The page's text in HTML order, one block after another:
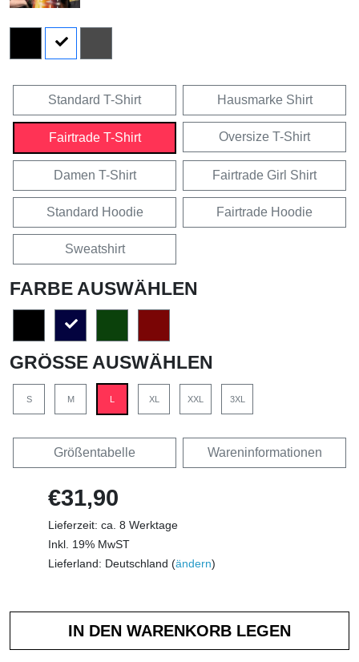
Standard T-Shirt Hausmarke Shirt
Fairtrade T-Shirt Oversize T-Shirt
Damen T-Shirt Fairtrade Girl Shirt
Standard Hoodie Fairtrade Hoodie
Sweatshirt
FARBE AUSWÄHLEN
GRÖSSE AUSWÄHLEN
S M XL XXL 3XL
Größentabelle Wareninformationen
€31,90
Lieferzeit: ca. 8 Werktage
Inkl. 19% MwST
Lieferland: Deutschland (ändern)